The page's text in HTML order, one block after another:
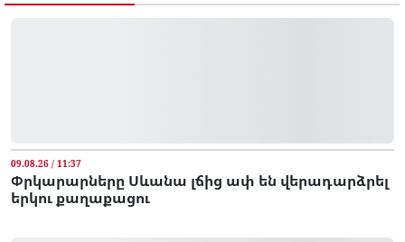
09.08.26 / 11:37
Փրկարարները Սևանա լճից ափ են վերադարձրել
երկու քաղաքացու